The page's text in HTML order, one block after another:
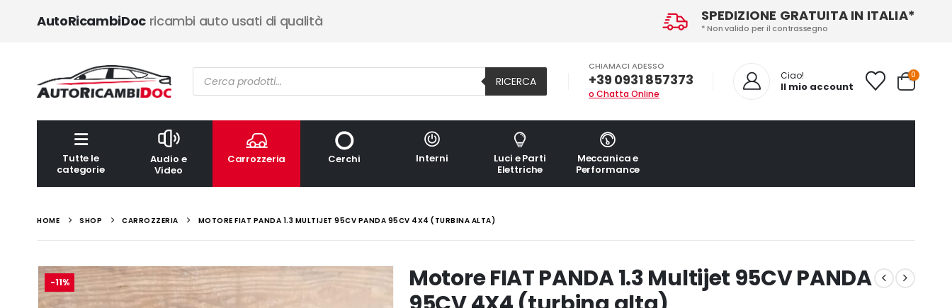
SPEDIZIONE GRATUITA IN ITALIA*
* Non valido per il contrassegno
AutoRicambiDocricambi auto usati di qualità
Ricerca
prodotti RICERCA
CHIAMACI ADESSO
+39 0931 857373
o Chatta Online
Ciao!
Il mio account
0
Tutte le
categorie
Audio e
Video
Carrozzeria Cerchi Interni
Luci e Parti
Elettriche
Meccanica e
Performance
HOME SHOP CARROZZERIA MOTORE FIAT PANDA 1.3 MULTIJET 95CV PANDA 95CV 4X4 (TURBINA ALTA)
-11%
Motore FIAT PANDA 1.3 Multijet 95CV PANDA